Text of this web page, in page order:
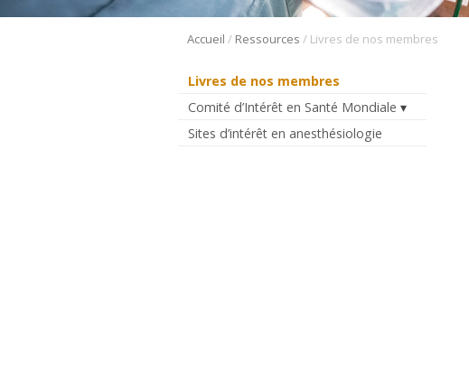
Accueil / Ressources / Livres de nos membres
Livres de nos membres
Comité d’Intérêt en Santé Mondiale
Sites d’intérêt en anesthésiologie